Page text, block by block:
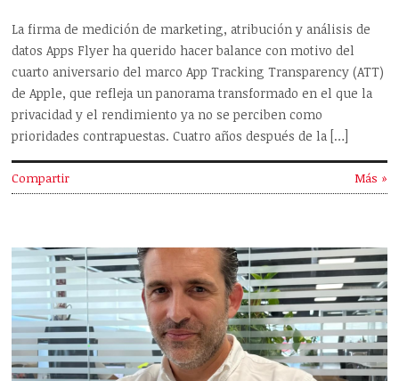
La firma de medición de marketing, atribución y análisis de
datos Apps Flyer ha querido hacer balance con motivo del
cuarto aniversario del marco App Tracking Transparency (ATT)
de Apple, que refleja un panorama transformado en el que la
privacidad y el rendimiento ya no se perciben como
prioridades contrapuestas. Cuatro años después de la […]
Compartir Más »